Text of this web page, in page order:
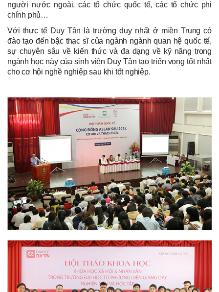
người nước ngoài, các tổ chức quốc tế, các tổ chức phi
chính phủ…
Với thực tế Duy Tân là trường duy nhất ở miền Trung có
đào tạo đến bậc thạc sĩ của ngành ngành quan hệ quốc tế,
sự chuyên sâu về kiến thức và đa dạng về kỹ năng trong
ngành học này của sinh viên Duy Tân tạo triển vọng tốt nhất
cho cơ hội nghề nghiệp sau khi tốt nghiệp.